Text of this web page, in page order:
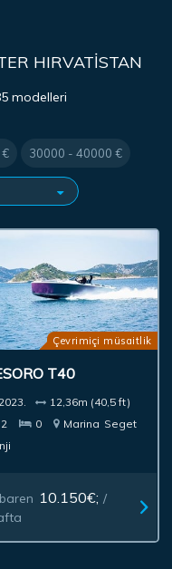
HIRVATISTAN
modelleri
30000 - 40000 €
Çevrimiçi müsaitlik
T40
2023.
12,36m (40,5 ft)
2
0 Marina Seget
10.150€; /